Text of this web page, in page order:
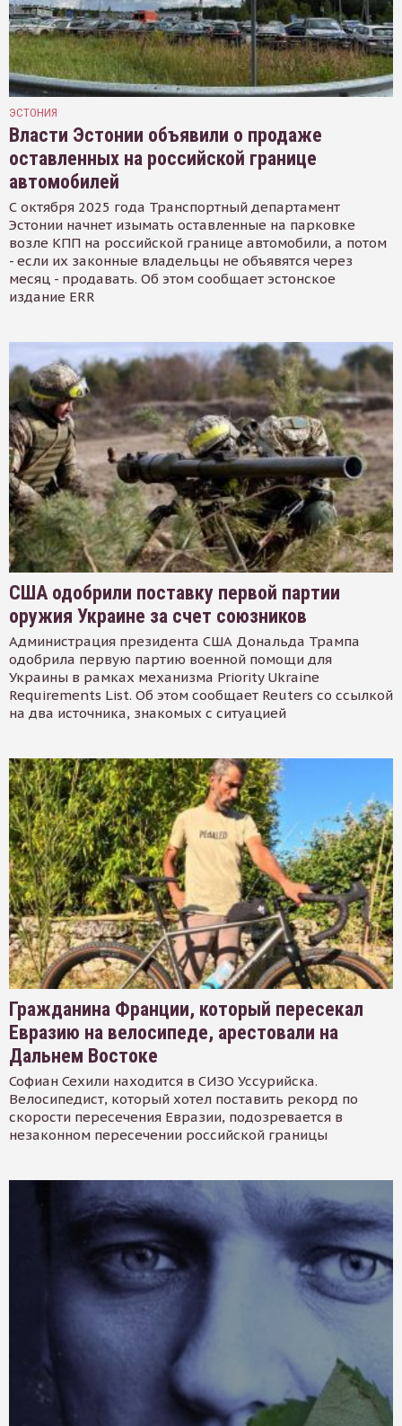
ЭСТОНИЯ
Власти Эстонии объявили о продаже
оставленных на российской границе
автомобилей
С октября 2025 года Транспортный департамент
Эстонии начнет изымать оставленные на парковке
возле КПП на российской границе автомобили, а потом
- если их законные владельцы не объявятся через
месяц - продавать. Об этом сообщает эстонское
издание ERR
США одобрили поставку первой партии
оружия Украине за счет союзников
Администрация президента США Дональда Трампа
одобрила первую партию военной помощи для
Украины в рамках механизма Priority Ukraine
Requirements List. Об этом сообщает Reuters со ссылкой
на два источника, знакомых с ситуацией
Гражданина Франции, который пересекал
Евразию на велосипеде, арестовали на
Дальнем Востоке
Софиан Сехили находится в СИЗО Уссурийска.
Велосипедист, который хотел поставить рекорд по
скорости пересечения Евразии, подозревается в
незаконном пересечении российской границы